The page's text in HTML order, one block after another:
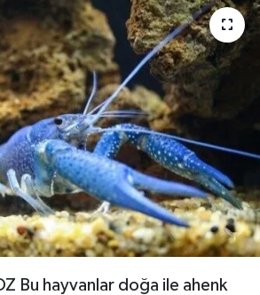
Bu hayvanlar doğa ile ahenk